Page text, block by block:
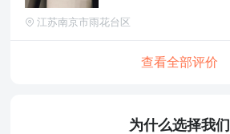
江苏南京市雨花台区
查看全部评价
为什么选择我们